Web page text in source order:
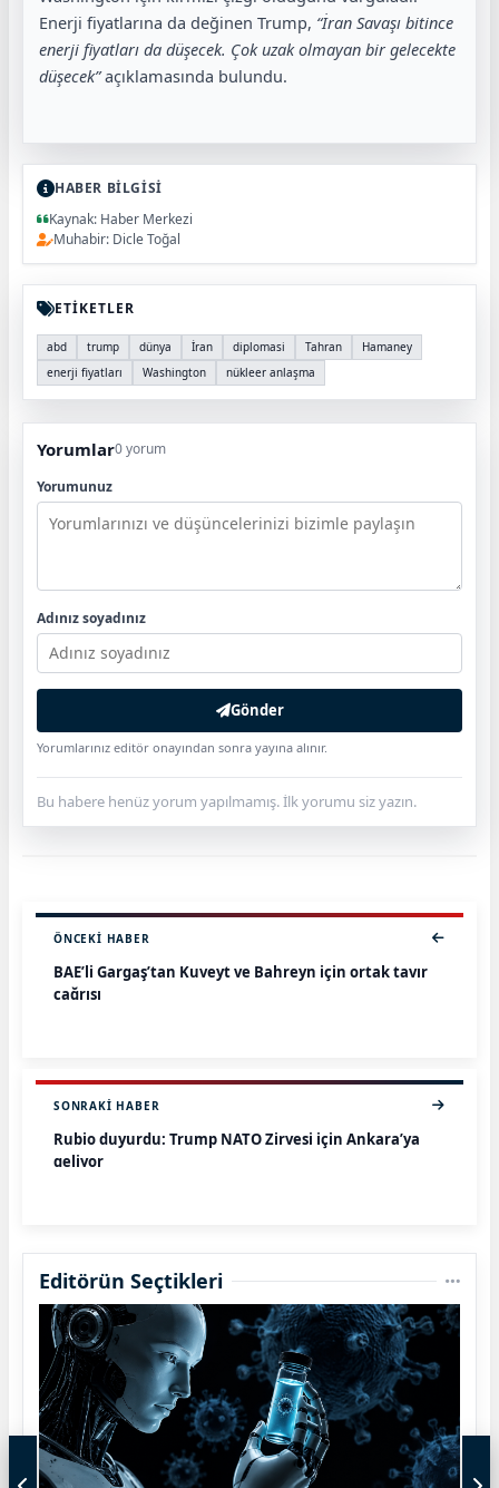
Enerji fiyatlarına da değinen Trump, “İran Savaşı bitince
enerji fiyatları da düşecek. Çok uzak olmayan bir gelecekte
düşecek”açıklamasında bulundu.
HABER BİLGİSİ
Kaynak: Haber Merkezi
Muhabir: Dicle Toğal
ETİKETLER
abd trump dünya İran diplomasi Tahran
Hamaney
enerji fiyatları
Washington nükleer anlaşma
Yorumlar0 yorum
Yorumunuz
Adınız soyadınız
Gönder
Yorumlarınız editör onayından sonra yayına alınır.
Bu habere henüz yorum yapılmamış. İlk yorumu siz yazın.
ÖNCEKI HABER
BAE’li Gargaş’tan Kuveyt ve Bahreyn için ortak tavır
çağrısı
SONRAKI HABER
Rubio duyurdu: Trump NATO Zirvesi için Ankara’ya
geliyor
Editörün Seçtikleri